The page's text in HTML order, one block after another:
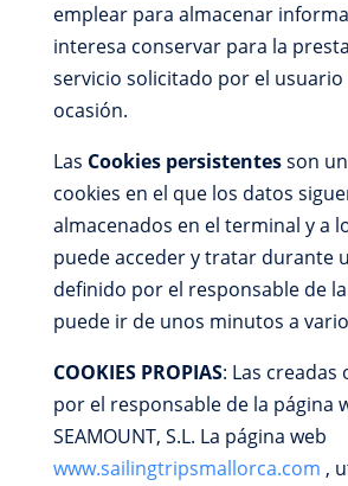
emplear para almacenar
interesa conservar para la
servicio solicitado por el usuario
ocasión.
Las Cookies persistentesson
cookies en el que los datos
almacenados en el terminal y a
puede acceder y tratar durante
definido por el responsable de
puede ir de unos minutos a
COOKIES PROPIAS: Las creadas
por el responsable de la página
SEAMOUNT, S.L. La página web
www.sailingtripsmallorca.com ,